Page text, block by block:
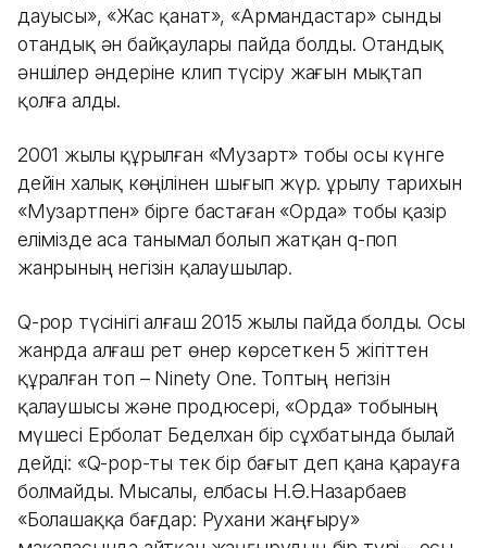
дауысы», «Жас қанат», «Армандастар» сынды
отандық ән байқаулары пайда болды. Отандық
әншілер әндеріне клип түсіру жағын мықтап
қолға алды.
2001 жылы құрылған «Музарт» тобы осы күнге
дейін халық көңілінен шығып жүр. Құрылу тарихын
«Музартпен» бірге бастаған «Орда» тобы қазір
елімізде аса танымал болып жатқан q-поп
жанрының негізін қалаушылар.
Q-pop түсінігі алғаш 2015 жылы пайда болды. Осы
жанрда алғаш рет өнер көрсеткен 5 жігіттен
құралған топ – Ninety One. Топтың негізін
қалаушысы және продюсері, «Орда» тобының
мүшесі Ерболат Беделхан бір сұхбатында былай
дейді: «Q-pop-ты тек бір бағыт деп қана қарауға
болмайды. Мысалы, елбасы Н.Ә.Назарбаев
«Болашаққа бағдар: Рухани жаңғыру»